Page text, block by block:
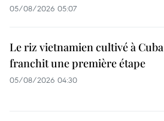
05/08/2026 05:07
Le riz vietnamien cultivé à Cuba
franchit une première étape
05/08/2026 04:30